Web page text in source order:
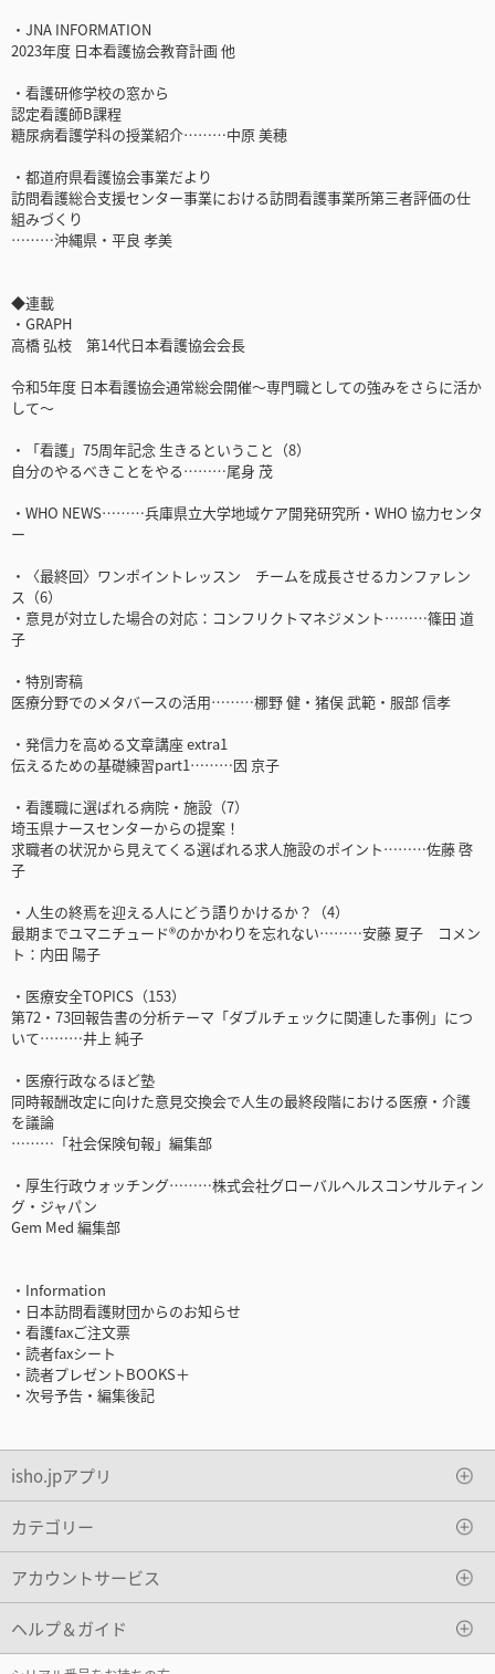
・JNA INFORMATION
2023年度 日本看護協会教育計画 他
・看護研修学校の窓から
認定看護師B課程
糖尿病看護学科の授業紹介………中原 美穂
・都道府県看護協会事業だより
訪問看護総合支援センター事業における訪問看護事業所第三者評価の仕
組みづくり
………沖縄県・平良 孝美
◆連載
・GRAPH
高橋 弘枝 第14代日本看護協会会長
令和5年度 日本看護協会通常総会開催〜専門職としての強みをさらに活か
して〜
・「看護」75周年記念 生きるということ（8）
自分のやるべきことをやる………尾身 茂
・WHO NEWS………兵庫県立大学地域ケア開発研究所・WHO 協力センタ
ー
・〈最終回〉ワンポイントレッスン チームを成長させるカンファレン
ス（6）
・意見が対立した場合の対応：コンフリクトマネジメント………篠田 道
子
・特別寄稿
医療分野でのメタバースの活用………梛野 健・猪俣 武範・服部 信孝
・発信力を高める文章講座 extra1
伝えるための基礎練習part1………因 京子
・看護職に選ばれる病院・施設（7）
埼玉県ナースセンターからの提案！
求職者の状況から見えてくる選ばれる求人施設のポイント………佐藤 啓
子
・人生の終焉を迎える人にどう語りかけるか？（4）
最期までユマニチュード®のかかわりを忘れない………安藤 夏子 コメン
ト：内田 陽子
・医療安全TOPICS（153）
第72・73回報告書の分析テーマ「ダブルチェックに関連した事例」につ
いて………井上 純子
・医療行政なるほど塾
同時報酬改定に向けた意見交換会で人生の最終段階における医療・介護
を議論
………「社会保険旬報」編集部
・厚生行政ウォッチング………株式会社グローバルヘルスコンサルティン
グ・ジャパン
Gem Med 編集部
・Information
・日本訪問看護財団からのお知らせ
・看護faxご注文票
・読者faxシート
・読者プレゼントBOOKS＋
・次号予告・編集後記
isho.jpアプリ
カテゴリー
アカウントサービス
ヘルプ＆ガイド